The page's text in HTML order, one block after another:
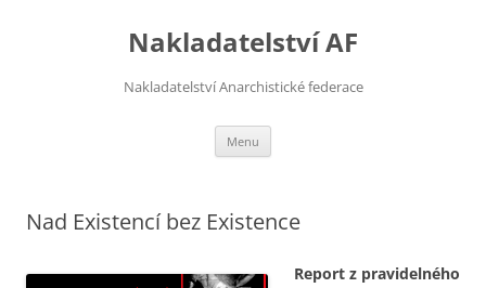
Nakladatelství AF
Nakladatelství Anarchistické federace
Menu
Nad Existencí bez Existence
Report z pravidelného